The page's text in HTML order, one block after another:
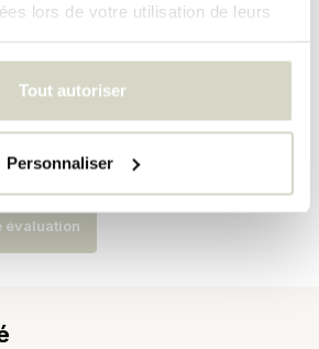
lors de votre utilisation de leurs
Tout autoriser
Personnaliser
sur ce produit..
évaluation